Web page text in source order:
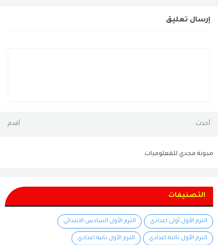
إرسال تعليق
أحدث أقدم
مدونة مجدي للمعلوميات
التصنيفات
الترم الأول أولى اعدادي الترم الأول السادس الابتدائي
الترم الأول تالته اعدادي الترم الأول تانيه اعدادي